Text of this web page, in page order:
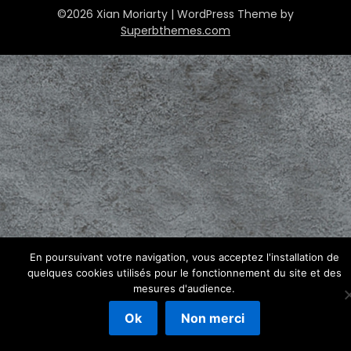
©2026 Xian Moriarty | WordPress Theme by
Superbthemes.com
En poursuivant votre navigation, vous acceptez l'installation de
quelques cookies utilisés pour le fonctionnement du site et des
mesures d'audience.
Ok Non merci